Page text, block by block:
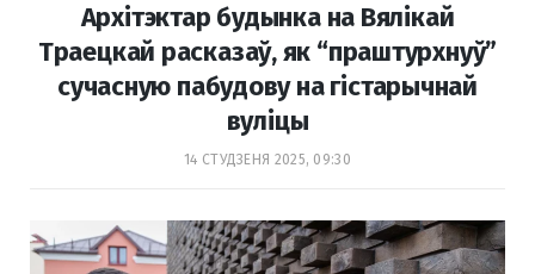
c s
Архітэктар будынка на Вялікай
Траецкай расказаў, як “праштурхнуў”
сучасную пабудову на гістарычнай
вуліцы
14 СТУДЗЕНЯ 2025, 09:30